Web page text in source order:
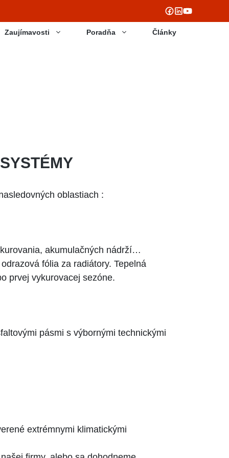
Zaujímavosti Poradňa
Články
oblastiach :
akumulačných nádrží…
fólia za radiátory. Tepelná
prvej vykurovacej sezóne.
pásmi s výbornými technickými
extrémnymi klimatickými